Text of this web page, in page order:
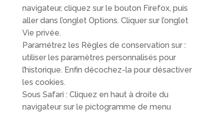
navigateur, cliquez sur le bouton Firefox, puis
aller dans l’onglet Options. Cliquer sur l’onglet
Vie privée.
Paramétrez les Règles de conservation sur :
utiliser les paramètres personnalisés pour
l’historique. Enfin décochez-la pour désactiver
les cookies.
Sous Safari : Cliquez en haut à droite du
navigateur sur le pictogramme de menu